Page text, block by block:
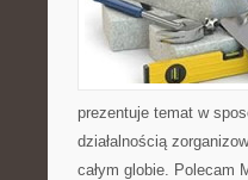
prezentuje temat w
działalnością
całym globie. Polecam